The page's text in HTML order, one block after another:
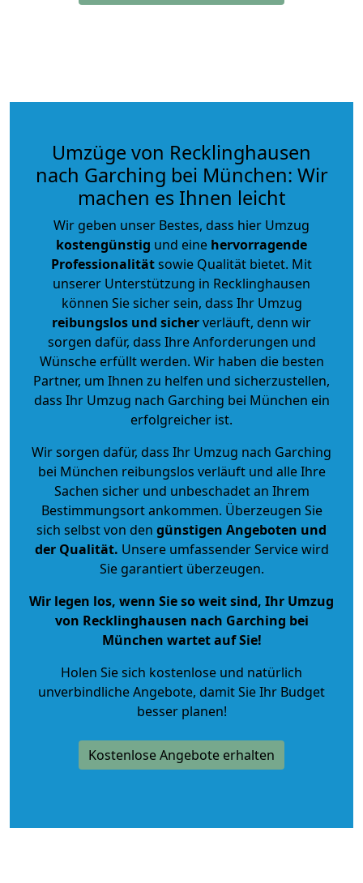
Umzüge von Recklinghausen
nach Garching bei München: Wir
machen es Ihnen leicht
Wir geben unser Bestes, dass hier Umzug
kostengünstig und eine hervorragende
Professionalitätsowie Qualität bietet. Mit
unserer Unterstützung in Recklinghausen
können Sie sicher sein, dass Ihr Umzug
reibungslos und sicherverläuft, denn wir
sorgen dafür, dass Ihre Anforderungen und
Wünsche erfüllt werden. Wir haben die besten
Partner, um Ihnen zu helfen und sicherzustellen,
dass Ihr Umzug nach Garching bei München ein
erfolgreicher ist.
Wir sorgen dafür, dass Ihr Umzug nach Garching
bei München reibungslos verläuft und alle Ihre
Sachen sicher und unbeschadet an Ihrem
Bestimmungsort ankommen. Überzeugen Sie
sich selbst von den günstigen Angeboten und
der Qualität. Unsere umfassender Service wird
Sie garantiert überzeugen.
Wir legen los, wenn Sie so weit sind, Ihr Umzug
von Recklinghausen nach Garching bei
München wartet auf Sie!
Holen Sie sich kostenlose und natürlich
unverbindliche Angebote, damit Sie Ihr Budget
besser planen!
Kostenlose Angebote erhalten